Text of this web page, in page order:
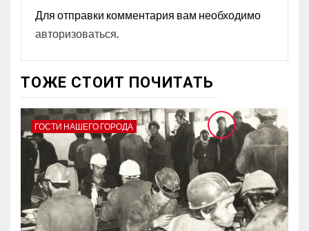
Для отправки комментария вам необходимо
авторизоваться
ТОЖЕ СТОИТ ПОЧИТАТЬ
ГОСТИ НАШЕГО ГОРОДА